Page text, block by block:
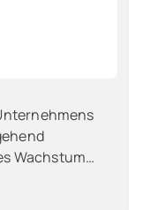
Wachstum
Abbildung